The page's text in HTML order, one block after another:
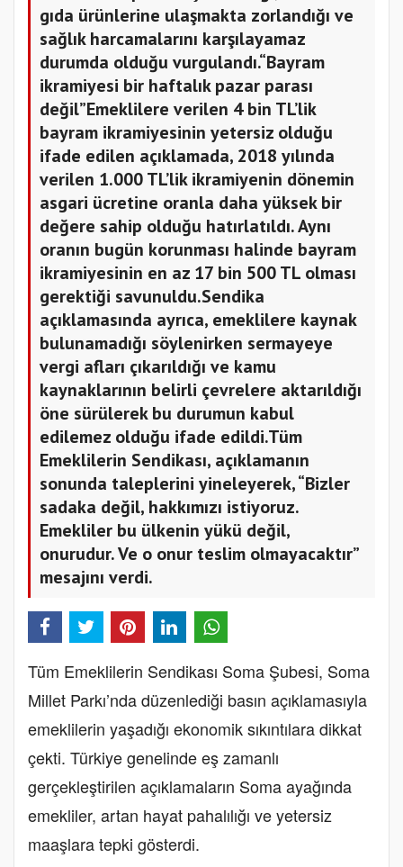
gıda ürünlerine ulaşmakta zorlandığı ve
sağlık harcamalarını karşılayamaz
durumda olduğu vurgulandı.“Bayram
ikramiyesi bir haftalık pazar parası
değil”Emeklilere verilen 4 bin TL’lik
bayram ikramiyesinin yetersiz olduğu
ifade edilen açıklamada, 2018 yılında
verilen 1.000 TL’lik ikramiyenin dönemin
asgari ücretine oranla daha yüksek bir
değere sahip olduğu hatırlatıldı. Aynı
oranın bugün korunması halinde bayram
ikramiyesinin en az 17 bin 500 TL olması
gerektiği savunuldu.Sendika
açıklamasında ayrıca, emeklilere kaynak
bulunamadığı söylenirken sermayeye
vergi afları çıkarıldığı ve kamu
kaynaklarının belirli çevrelere aktarıldığı
öne sürülerek bu durumun kabul
edilemez olduğu ifade edildi.Tüm
Emeklilerin Sendikası, açıklamanın
sonunda taleplerini yineleyerek, “Bizler
sadaka değil, hakkımızı istiyoruz.
Emekliler bu ülkenin yükü değil,
onurudur. Ve o onur teslim olmayacaktır”
mesajını verdi.
Tüm Emeklilerin Sendikası Soma Şubesi, Soma
Millet Parkı’nda düzenlediği basın açıklamasıyla
emeklilerin yaşadığı ekonomik sıkıntılara dikkat
çekti. Türkiye genelinde eş zamanlı
gerçekleştirilen açıklamaların Soma ayağında
emekliler, artan hayat pahalılığı ve yetersiz
maaşlara tepki gösterdi.